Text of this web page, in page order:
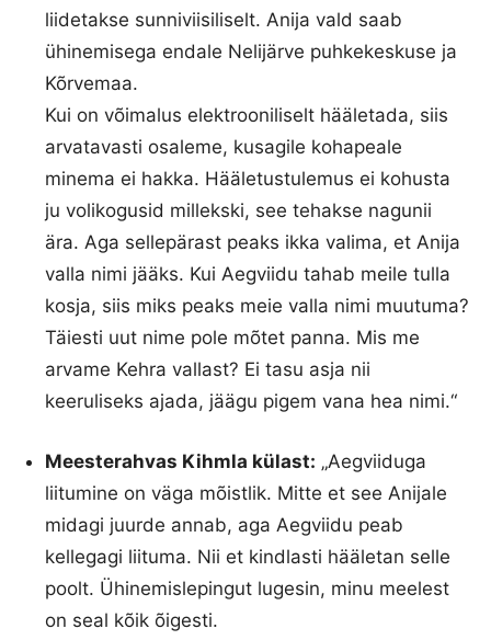
liidetakse sunniviisiliselt. Anija vald saab
ühinemisega endale Nelijärve puhkekeskuse ja
Kõrvemaa.
Kui on võimalus elektrooniliselt hääletada, siis
arvatavasti osaleme, kusagile kohapeale
minema ei hakka. Hääletustulemus ei kohusta
ju volikogusid millekski, see tehakse nagunii
ära. Aga sellepärast peaks ikka valima, et Anija
valla nimi jääks. Kui Aegviidu tahab meile tulla
kosja, siis miks peaks meie valla nimi muutuma?
Täiesti uut nime pole mõtet panna. Mis me
arvame Kehra vallast? Ei tasu asja nii
keeruliseks ajada, jäägu pigem vana hea nimi.“
Meesterahvas Kihmla külast: „Aegviiduga
liitumine on väga mõistlik. Mitte et see Anijale
midagi juurde annab, aga Aegviidu peab
kellegagi liituma. Nii et kindlasti hääletan selle
poolt. Ühinemislepingut lugesin, minu meelest
on seal kõik õigesti.